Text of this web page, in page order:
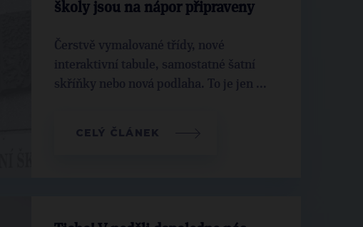
školy jsou na nápor připraveny
Čerstvě vymalované třídy, nové
interaktivní tabule, samostatné šatní
skříňky nebo nová podlaha. To je jen ...
CELÝ ČLÁNEK